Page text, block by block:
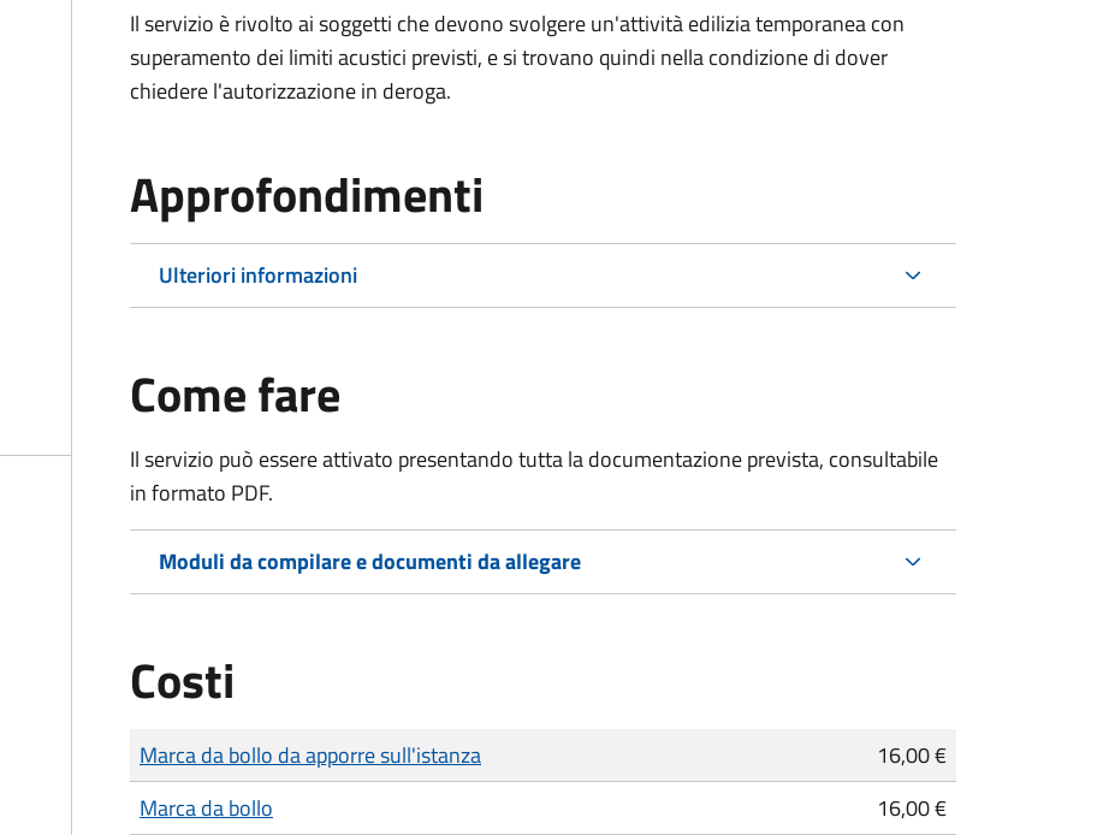
Il servizio è rivolto ai soggetti che devono svolgere un'attività edilizia temporanea con
superamento dei limiti acustici previsti, e si trovano quindi nella condizione di dover
chiedere l'autorizzazione in deroga.
Approfondimenti
Ulteriori informazioni
Come fare
Il servizio può essere attivato presentando tutta la documentazione prevista, consultabile
in formato PDF.
Moduli da compilare e documenti da allegare
Costi
Tipo di pagamento
Importo
Marca da bollo da apporre sull'istanza
16,00 €
Marca da bollo
16,00 €